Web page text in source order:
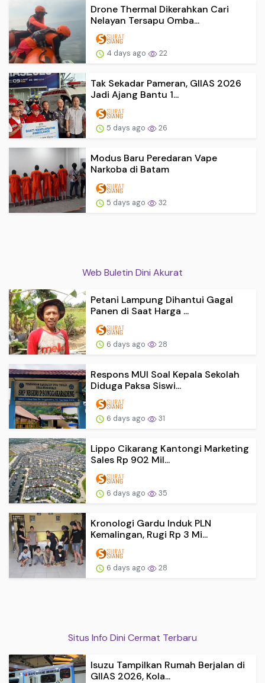
Drone Thermal Dikerahkan Cari
Nelayan Tersapu Omba...
4 days ago 22
Tak Sekadar Pameran, GIIAS 2026
Jadi Ajang Bantu 1...
5 days ago 26
Modus Baru Peredaran Vape
Narkoba di Batam
5 days ago 32
Web Buletin Dini Akurat
Petani Lampung Dihantui Gagal
Panen di Saat Harga ...
6 days ago 28
Respons MUI Soal Kepala Sekolah
Diduga Paksa Siswi...
6 days ago 31
Lippo Cikarang Kantongi Marketing
Sales Rp 902 Mil...
6 days ago 35
Kronologi Gardu Induk PLN
Kemalingan, Rugi Rp 3 Mi...
6 days ago 28
Situs Info Dini Cermat Terbaru
Isuzu Tampilkan Rumah Berjalan di
GIIAS 2026, Kola...